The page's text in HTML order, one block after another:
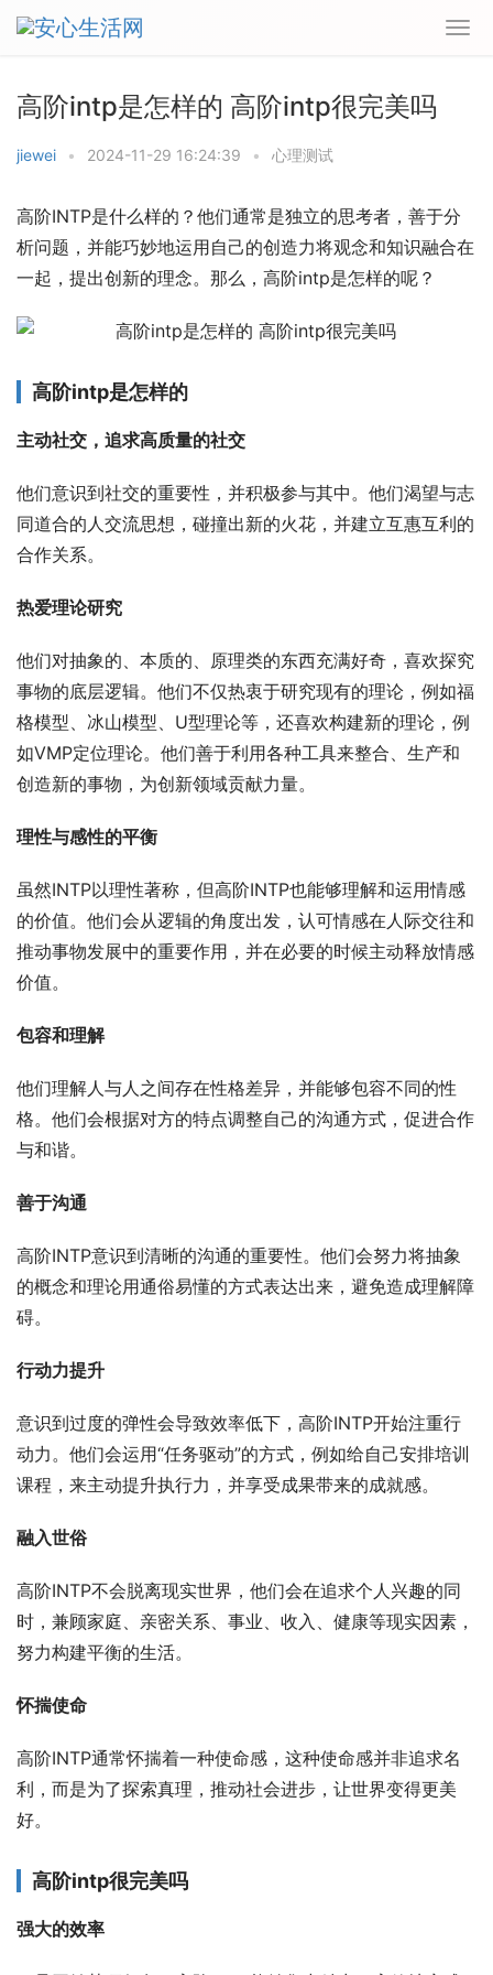
高阶intp是怎样的 高阶intp很完美吗
jiewei • 2024-11-29 16:24:39 • 心理测试
高阶INTP是什么样的？他们通常是独立的思考者，善于分
析问题，并能巧妙地运用自己的创造力将观念和知识融合在
一起，提出创新的理念。那么，高阶intp是怎样的呢？
高阶intp是怎样的
主动社交，追求高质量的社交
他们意识到社交的重要性，并积极参与其中。他们渴望与志
同道合的人交流思想，碰撞出新的火花，并建立互惠互利的
合作关系。
热爱理论研究
他们对抽象的、本质的、原理类的东西充满好奇，喜欢探究
事物的底层逻辑。他们不仅热衷于研究现有的理论，例如福
格模型、冰山模型、U型理论等，还喜欢构建新的理论，例
如VMP定位理论。他们善于利用各种工具来整合、生产和
创造新的事物，为创新领域贡献力量。
理性与感性的平衡
虽然INTP以理性著称，但高阶INTP也能够理解和运用情感
的价值。他们会从逻辑的角度出发，认可情感在人际交往和
推动事物发展中的重要作用，并在必要的时候主动释放情感
价值。
包容和理解
他们理解人与人之间存在性格差异，并能够包容不同的性
格。他们会根据对方的特点调整自己的沟通方式，促进合作
与和谐。
善于沟通
高阶INTP意识到清晰的沟通的重要性。他们会努力将抽象
的概念和理论用通俗易懂的方式表达出来，避免造成理解障
碍。
行动力提升
意识到过度的弹性会导致效率低下，高阶INTP开始注重行
动力。他们会运用“任务驱动”的方式，例如给自己安排培训
课程，来主动提升执行力，并享受成果带来的成就感。
融入世俗
高阶INTP不会脱离现实世界，他们会在追求个人兴趣的同
时，兼顾家庭、亲密关系、事业、收入、健康等现实因素，
努力构建平衡的生活。
怀揣使命
高阶INTP通常怀揣着一种使命感，这种使命感并非追求名
利，而是为了探索真理，推动社会进步，让世界变得更美
好。
高阶intp很完美吗
强大的效率